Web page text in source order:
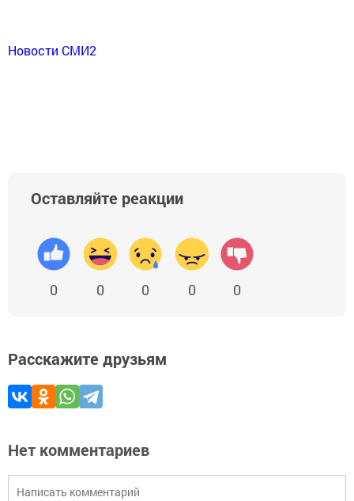
Новости СМИ2
Оставляйте реакции
0 0 0 0 0
Расскажите друзьям
Нет комментариев